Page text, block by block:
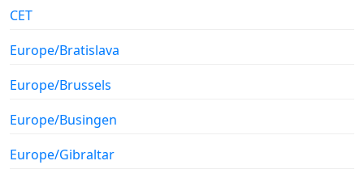
CET
Europe/Bratislava
Europe/Brussels
Europe/Busingen
Europe/Gibraltar